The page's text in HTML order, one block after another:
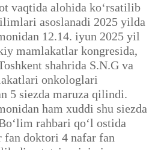
vaqtida alohida ko‘rsatilib
asoslanadi 2025 yilda
12.14. iyun 2025 yil
mamlakatlar kongresida,
shahrida S.N.G va
onkologlari
5 siezda maruza qilindi.
ham xuddi shu siezda
rahbari qo‘l ostida
fan doktori 4 nafar fan